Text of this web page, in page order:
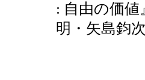
: 自由の価値
明・矢島鈞